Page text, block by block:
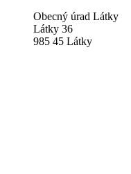
Obecný úrad Látky
Látky 36
985 45 Látky